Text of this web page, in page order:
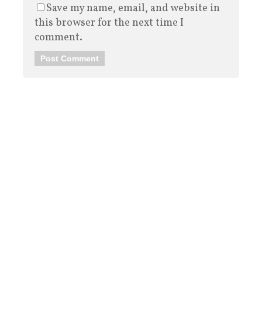
Save my name, email, and website in
this browser for the next time I
comment.